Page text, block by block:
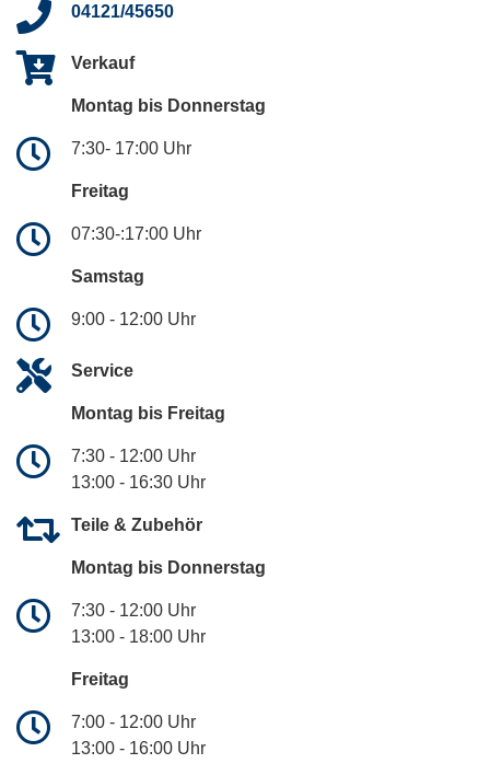
04121/45650
Verkauf
Montag bis Donnerstag
7:30- 17:00 Uhr
Freitag
07:30-:17:00 Uhr
Samstag
9:00 - 12:00 Uhr
Service
Montag bis Freitag
7:30 - 12:00 Uhr
13:00 - 16:30 Uhr
Teile & Zubehör
Montag bis Donnerstag
7:30 - 12:00 Uhr
13:00 - 18:00 Uhr
Freitag
7:00 - 12:00 Uhr
13:00 - 16:00 Uhr